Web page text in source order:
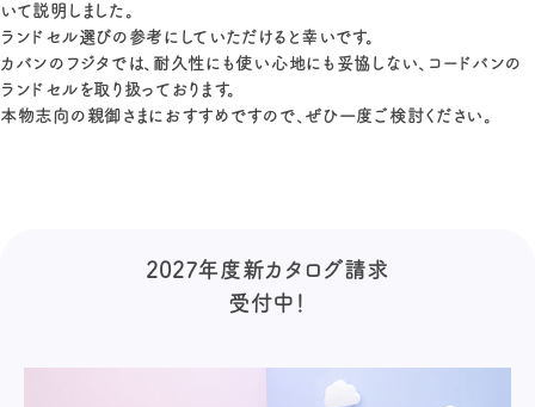
いて説明しました。
ランドセル選びの参考にしていただけると幸いです。
カバンのフジタでは、耐久性にも使い心地にも妥協しない、コードバンの
ランドセルを取り扱っております。
本物志向の親御さまにおすすめですので、ぜひ一度ご検討ください。
2027年度新カタログ請求
受付中！